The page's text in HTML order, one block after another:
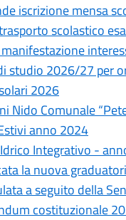
iscrizione mensa
scolastico
studio 2026/27 per
2026
Nido Comunale
anno 2024
Integrativo -
la nuova
a seguito della
costituzionale